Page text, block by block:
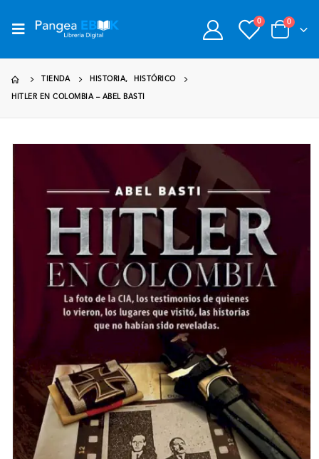
0 0
TIENDA HISTORIA, HISTÓRICO
HITLER EN COLOMBIA – ABEL BASTI